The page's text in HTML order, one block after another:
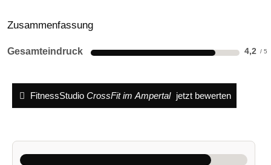
Zusammenfassung
Gesamteindruck 4,2
FitnessStudio CrossFit im Ampertal jetzt bewerten